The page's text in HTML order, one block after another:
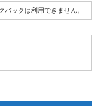
バックは利用できません。